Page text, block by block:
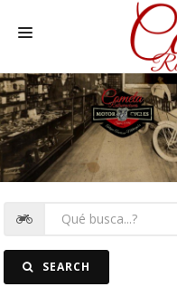
HOME
SPANISH
MOTORCYCLE SPARE
PICTURES
SEARCH